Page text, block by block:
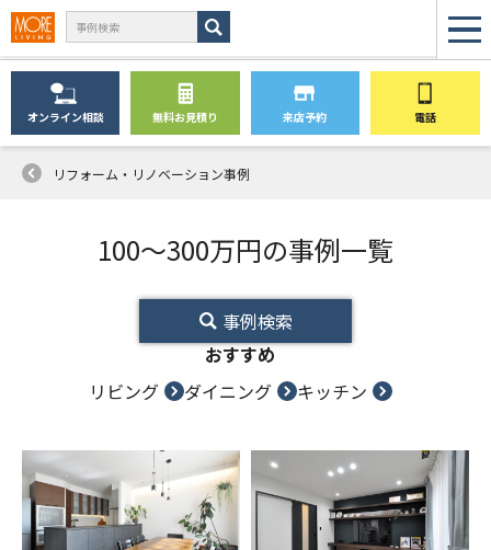
オンライン相談 無料お見積り 来店予約 電話
リフォーム・リノベーション事例
100〜300万円の事例一覧
事例検索
おすすめ
リビング
ダイニング キッチン